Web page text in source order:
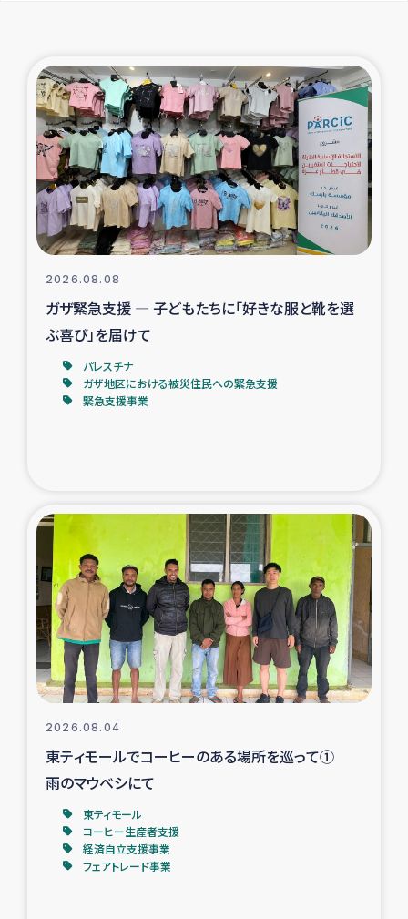
東ティモール豪雨緊急支援
大雨による洪水被災者支援
カカオ生産者支援事業
シリア国内避難民・帰還民の生活再建支援
トルコにおけるシリア難民支援事業
インドネシア中部 スラウェシの地震・津波被災者支援
スリランカ ジャフナ県干物事業
スリランカの南北女性をつなぐサリー・リサイクル・プロ
ジェクト
復興支援事業
民際教育事業
ガザ人道支援
令和6年能登半島地震 緊急支援
国内避難民への物資配付および教育支援
2026.08.08
ガザ緊急支援 ― 子どもたちに「好きな服と靴を選
ぶ喜び」を届けて
パレスチナ
ガザ地区における被災住民への緊急支援
緊急支援事業
2026.08.04
東ティモールでコーヒーのある場所を巡って①
雨のマウベシにて
東ティモール
コーヒー生産者支援
経済自立支援事業
フェアトレード事業